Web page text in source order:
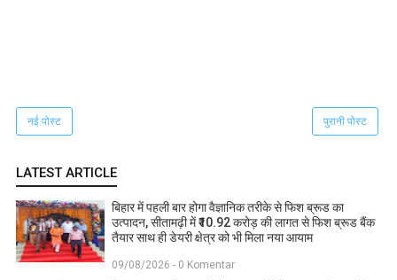
नई पोस्ट पुरानी पोस्ट
LATEST ARTICLE
बिहार में पहली बार होगा वैज्ञानिक तरीके से फिश ब्रूड का
उत्पादन, सीतामढ़ी में ₹10.92 करोड़ की लागत से फिश ब्रूड बैंक
तैयार साथ ही डेयरी क्षेत्र को भी मिला नया आयाम
09/08/2026 - 0 Komentar